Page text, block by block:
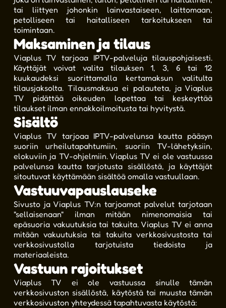
tai liittyen johonkin lainvastaiseen, laittomaan,
petolliseen tai haitalliseen tarkoitukseen tai
toimintaan.
Maksaminen ja tilaus
Viaplus TV tarjoaa IPTV-palveluja tilauspohjaisesti.
Käyttäjät voivat valita tilauksen 1, 3, 6 tai 12
kuukaudeksi suorittamalla kertamaksun valitulta
tilausjaksolta. Tilausmaksua ei palauteta, ja Viaplus
TV pidättää oikeuden lopettaa tai keskeyttää
tilaukset ilman ennakkoilmoitusta tai hyvitystä.
Sisältö
Viaplus TV tarjoaa IPTV-palvelunsa kautta pääsyn
suoriin urheilutapahtumiin, suoriin TV-lähetyksiin,
elokuviin ja TV-ohjelmiin. Viaplus TV ei ole vastuussa
palvelunsa kautta tarjotusta sisällöstä, ja käyttäjät
sitoutuvat käyttämään sisältöä omalla vastuullaan.
Vastuuvapauslauseke
Sivusto ja Viaplus TV:n tarjoamat palvelut tarjotaan
"sellaisenaan" ilman mitään nimenomaisia tai
epäsuoria vakuutuksia tai takuita. Viaplus TV ei anna
mitään vakuutuksia tai takuita verkkosivustosta tai
verkkosivustolla tarjotuista tiedoista ja
materiaaleista.
Vastuun rajoitukset
Viaplus TV ei ole vastuussa sinulle tämän
verkkosivuston sisällöstä, käytöstä tai muusta tämän
verkkosivuston yhteydessä tapahtuvasta käytöstä: